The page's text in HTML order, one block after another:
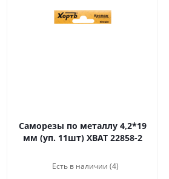
Саморезы по металлу 4,2*19
мм (уп. 11шт) ХВАТ 22858-2
Есть в наличии (4)